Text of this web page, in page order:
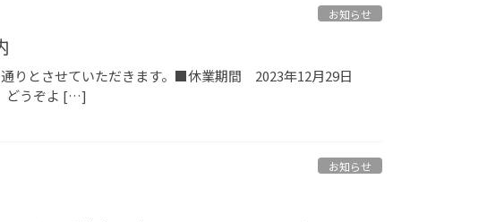
お知らせ
りとさせていただきます。■休業期間 2023年12月29日
どうぞよ […]
お知らせ